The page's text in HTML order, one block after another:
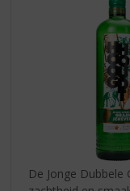
De Jonge